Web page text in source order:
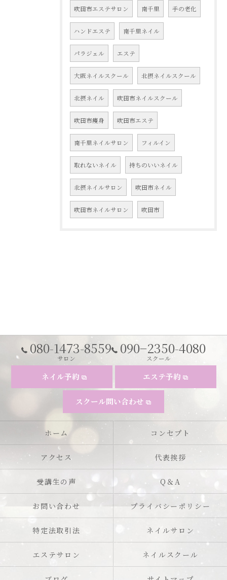
吹田市エステサロン 南千里 手の老化
ハンドエステ 南千里ネイル
パラジェル エステ
大阪ネイルスクール 北摂ネイルスクール
北摂ネイル 吹田市ネイルスクール
吹田市痩身 吹田市エステ
南千里ネイルサロン フィルイン
取れないネイル 持ちのいいネイル
北摂ネイルサロン 吹田市ネイル
吹田市ネイルサロン 吹田市
080-1473-8559
サロン
090−2350-4080
スクール
ネイル予約
スクール問い合わせ
エステ予約
ホーム コンセプト
アクセス 代表挨拶
受講生の声 Q＆A
お問い合わせ プライバシーポリシー
特定法取引法 ネイルサロン
エステサロン ネイルスクール